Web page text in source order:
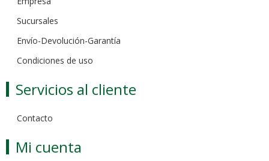
Sucursales
Envío-Devolución-Garantía
Condiciones de uso
Servicios al cliente
Contacto
Mi cuenta